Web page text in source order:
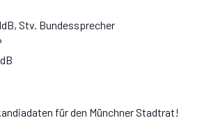
Stv. Bundessprecher
für den Münchner Stadtrat!